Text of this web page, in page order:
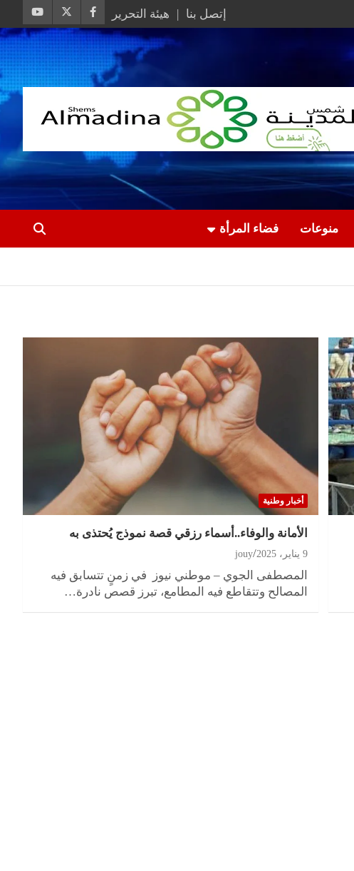
إتصل بنا هيئة التحرير
منوعات فضاء المرأة
أخبار وطنية
الأمانة والوفاء..أسماء رزقي قصة نموذج يُحتذى به
9 يناير، 2025 jouy
المصطفى الجوي – موطني نيوز في زمنٍ تتسابق فيه
المصالح وتتقاطع فيه المطامع، تبرز قصص نادرة…